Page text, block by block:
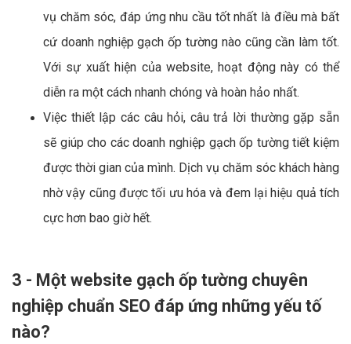
vụ chăm sóc, đáp ứng nhu cầu tốt nhất là điều mà bất
cứ doanh nghiệp gạch ốp tường nào cũng cần làm tốt.
Với sự xuất hiện của website, hoạt động này có thể
diễn ra một cách nhanh chóng và hoàn hảo nhất.
Việc thiết lập các câu hỏi, câu trả lời thường gặp sẵn
sẽ giúp cho các doanh nghiệp gạch ốp tường tiết kiệm
được thời gian của mình. Dịch vụ chăm sóc khách hàng
nhờ vậy cũng được tối ưu hóa và đem lại hiệu quả tích
cực hơn bao giờ hết.
3 - Một website gạch ốp tường chuyên
nghiệp chuẩn SEO đáp ứng những yếu tố
nào?